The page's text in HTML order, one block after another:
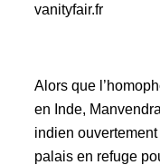
vanityfair.fr
Alors que
en Inde,
indien
palais en refuge